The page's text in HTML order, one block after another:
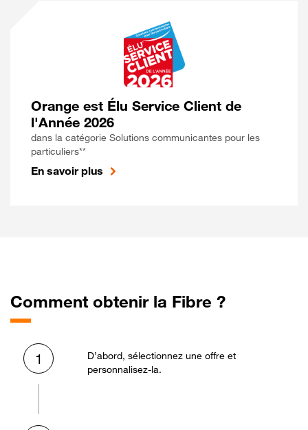
Orange est Élu Service Client de
l'Année 2026
dans la catégorie Solutions communicantes pour les
particuliers**
En savoir plus
Comment obtenir la Fibre ?
1
D’abord, sélectionnez une offre et
personnalisez-la.